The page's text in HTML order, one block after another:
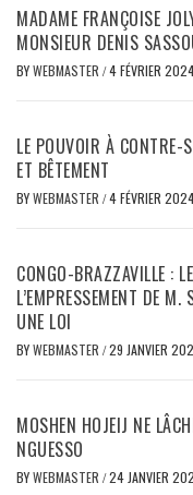
MADAME FRANÇOISE
MONSIEUR DENIS
BYWEBMASTER /4 FÉVRIER
LE POUVOIR À CONTRE-
ET BÊTEMENT
BYWEBMASTER /4 FÉVRIER
CONGO-BRAZZAVILLE :
L’EMPRESSEMENT DE
UNE LOI
BYWEBMASTER /29 JANVIER
MOSHEN HOJEIJ NE
NGUESSO
BYWEBMASTER /24 JANVIER